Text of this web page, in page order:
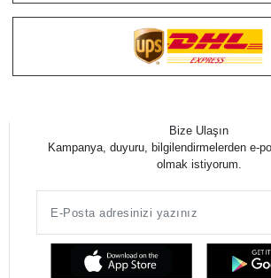
Bize Ulaşın
Kampanya, duyuru, bilgilendirmelerden e-
olmak istiyorum.